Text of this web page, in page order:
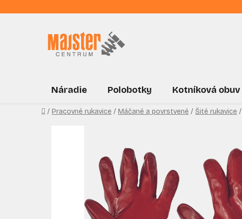
na
Náradie Polobotky Kotníková obuv
Domov
/ Pracovné rukavice / Máčané a povrstvené / Šité rukavice /